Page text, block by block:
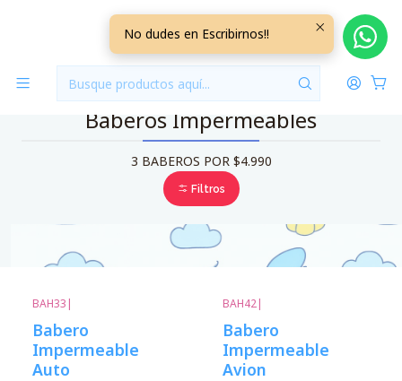
Baberos Baberos Impermeables
Baberos Impermeables
3 BABEROS POR $4.990
Filtros
BAH33 |
Babero
Impermeable
Auto
BAH42|
Babero
Impermeable
Avion
No dudes en Escribirnos!!